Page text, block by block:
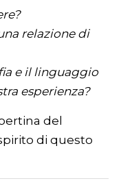
relazione di
e il linguaggio
esperienza?
del
di questo